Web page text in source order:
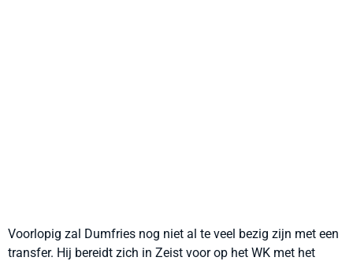
Voorlopig zal Dumfries nog niet al te veel bezig zijn met een
transfer. Hij bereidt zich in Zeist voor op het WK met het